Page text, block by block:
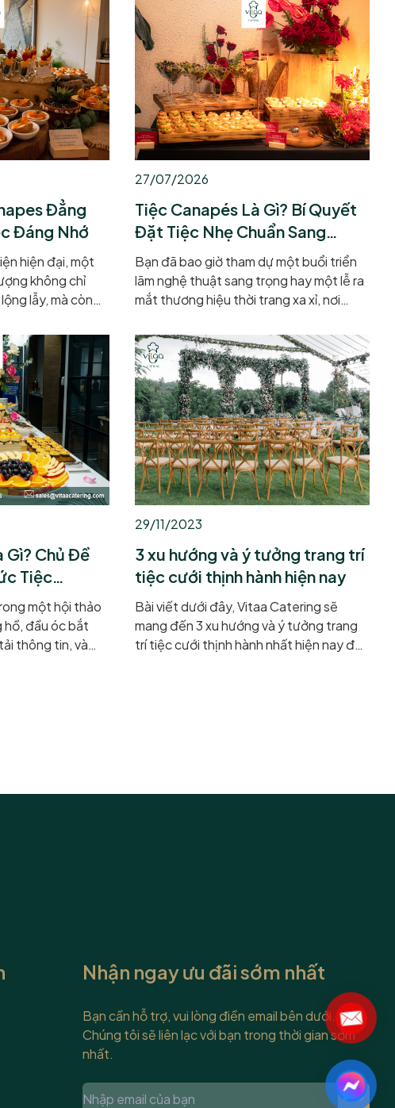
vị hoàn toàn
hảo nhất
nếu bạn đang tìm
lưu động đỉnh
Dạng: Tổng
Hấp Dẫn –
chìa khóa mở ra
phong cách thưởng thức tự do, phóng
khoáng nhưng cũng đầy tinh tế. Dù xuất
hiện tại các buổi họp mặt gia đình ấm
cúng hay những sự kiện doanh nghiệp
hoành tráng, buffet vẫn luôn là lựa chọn
ưu tiên hàng đầu để kết nối mọi người.
Hãy cùng khám phá Tiệc...
Đẳng
Đáng Nhớ
hiện đại, một
không chỉ
lẫy, mà còn
chuyển dịch từ
thống cồng kềnh
Food thanh lịch
thưởng thức
bước vào hành
đẳng cấp
nơi mỗi món ăn
chút như một
27/07/2026
Tiệc Canapés Là Gì? Bí Quyết
Đặt Tiệc Nhẹ Chuẩn Sang
Trọng
Bạn đã bao giờ tham dự một buổi triển
lãm nghệ thuật sang trọng hay một lễ ra
mắt thương hiệu thời trang xa xỉ, nơi
mang theo các món ăn nhỏ nhắn, đẹp
như một tác phẩm điêu khắc thu nhỏ?
Đúng vậy, đó chính là không gian tiệc
Canapés – biểu tượng đỉnh cao của sự
tinh tế và đẳng cấp trong văn hóa tiệc
nhẹ hiện đại. Vậy chính xác tiệc
Canapés là gì? Bí quyết đặt tiệc nhẹ
chuẩn sang trọng mà các nhà tổ chức sự
kiện...
Gì? Chủ Đề
Tiệc
một hội thảo
hồ, đầu óc bắt
thông tin, và
bánh ngọt nhỏ
vị cứu tinh? Đó
diệu mà một bữa
làm hài lòng
29/11/2023
3 xu hướng và ý tưởng trang trí
tiệc cưới thịnh hành hiện nay
Bài viết dưới đây, Vitaa Catering sẽ
mang đến 3 xu hướng và ý tưởng trang
trí tiệc cưới thịnh hành nhất hiện nay để
Nhận ngay ưu đãi sớm nhất
Bạn cần hỗ trợ, vui lòng điền email bên dưới.
Chúng tôi sẽ liên lạc với bạn trong thời gian sớm
nhất.